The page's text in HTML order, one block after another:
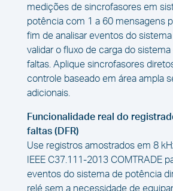
medições de sincrofasores em
potência com 1 a 60 mensagens
fim de analisar eventos do
validar o fluxo de carga do
faltas. Aplique sincrofasores
controle baseado em área ampla
adicionais.
Funcionalidade real do
faltas (DFR)
Use registros amostrados em 8
IEEE C37.111-2013 COMTRADE
eventos do sistema de potência
relé sem a necessidade de